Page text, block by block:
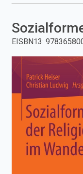
EISBN13: